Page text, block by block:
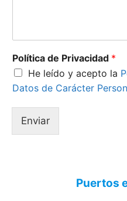
Política de Privacidad *
He leído y acepto la
Datos de Carácter
Enviar
Puertos